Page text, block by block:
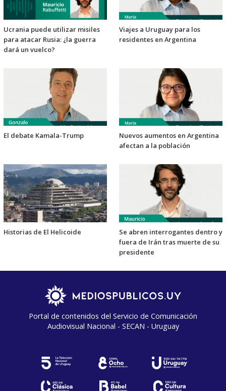
Ucrania puede utilizar misiles
para atacar Rusia: ¿la guerra
dará un vuelco?
Viajes a Uruguay para los
residentes en Argentina
El debate Kamala-Trump
Nuevos aumentos en Argentina
afectan a la población
Historias de El Helicoide
Se abren interrogantes dentro y
fuera de Irán tras muerte de su
presidente
Portal de contenidos del Servicio de Comunicación
Audiovisual Nacional - SECAN - Uruguay